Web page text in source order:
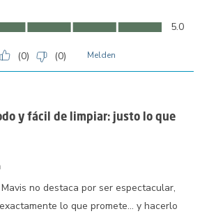
5
5.0
(0) (0) Melden
y fácil de limpiar: justo lo que
no destaca por ser espectacular,
lo que promete… y hacerlo